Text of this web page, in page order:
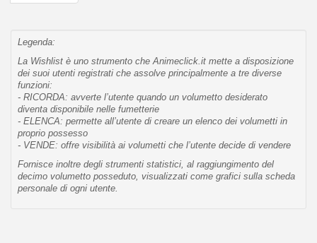
Legenda:
La Wishlist è uno strumento che Animeclick.it mette a disposizione
dei suoi utenti registrati che assolve principalmente a tre diverse
funzioni:
- RICORDA: avverte l’utente quando un volumetto desiderato
diventa disponibile nelle fumetterie
- ELENCA: permette all’utente di creare un elenco dei volumetti in
proprio possesso
- VENDE: offre visibilità ai volumetti che l’utente decide di vendere
Fornisce inoltre degli strumenti statistici, al raggiungimento del
decimo volumetto posseduto, visualizzati come grafici sulla scheda
personale di ogni utente.